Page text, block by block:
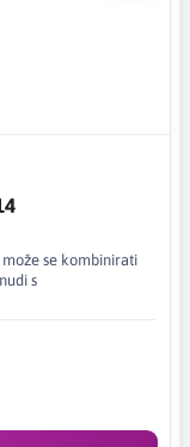
se kombinirati
s